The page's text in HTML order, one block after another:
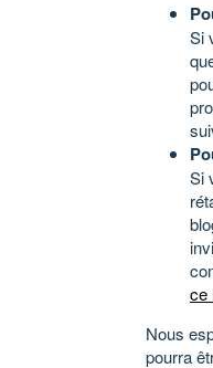
Si
Si
ce
Nous
pourra